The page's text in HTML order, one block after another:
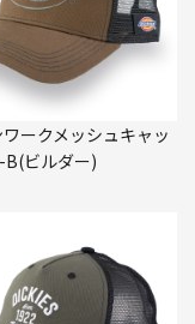
ークメッシュキャッ
ビルダー)